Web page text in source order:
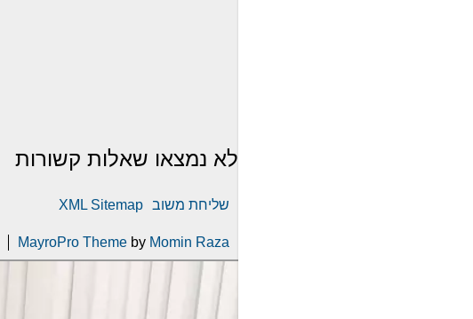
לא נמצאו שאלות קשורות
שליחת משוב XML Sitemap
MayroPro Theme by Momin Raza